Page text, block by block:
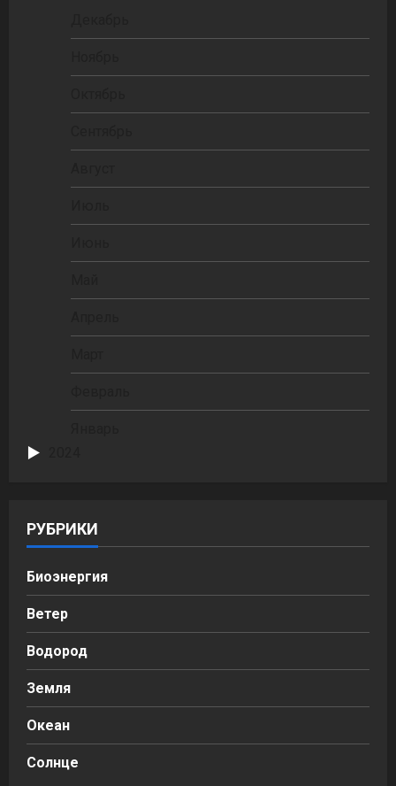
РУБРИКИ
Биоэнергия
Ветер
Водород
Земля
Океан
Солнце